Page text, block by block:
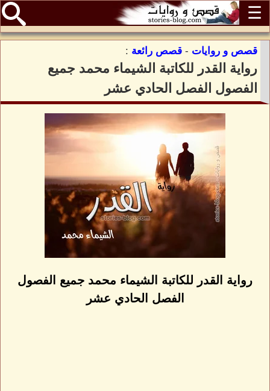
☰
قصص و روايات - قصص رائعة :
رواية القدر للكاتبة الشيماء محمد جميع
الفصول الفصل الحادي عشر
رواية القدر للكاتبة الشيماء محمد جميع الفصول
الفصل الحادي عشر